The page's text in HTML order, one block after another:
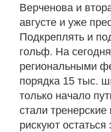
Верченова и
августе и уже
Подкреплять и
гольф. На
региональными
порядка 15 тыс.
только начало
стали
рискуют